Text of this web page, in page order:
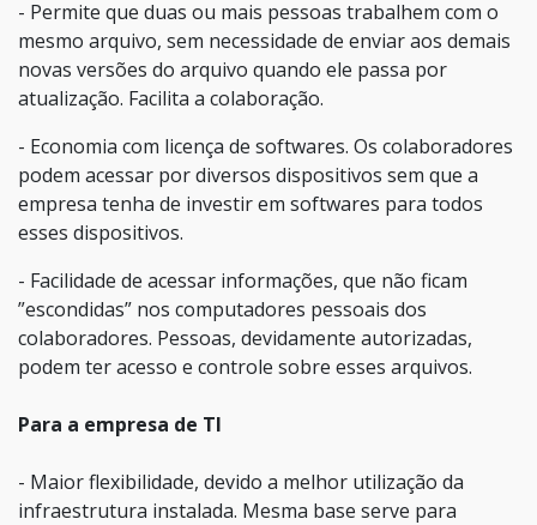
- Permite que duas ou mais pessoas trabalhem com o
mesmo arquivo, sem necessidade de enviar aos demais
novas versões do arquivo quando ele passa por
atualização. Facilita a colaboração.
- Economia com licença de softwares. Os colaboradores
podem acessar por diversos dispositivos sem que a
empresa tenha de investir em softwares para todos
esses dispositivos.
- Facilidade de acessar informações, que não ficam
”escondidas” nos computadores pessoais dos
colaboradores. Pessoas, devidamente autorizadas,
podem ter acesso e controle sobre esses arquivos.
Para a empresa de TI
- Maior flexibilidade, devido a melhor utilização da
infraestrutura instalada. Mesma base serve para